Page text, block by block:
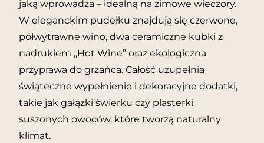
jaką wprowadza – idealną na zimowe wieczory.
W eleganckim pudełku znajdują się czerwone,
półwytrawne wino, dwa ceramiczne kubki z
nadrukiem „Hot Wine” oraz ekologiczna
przyprawa do grzańca. Całość uzupełnia
świąteczne wypełnienie i dekoracyjne dodatki,
takie jak gałązki świerku czy plasterki
suszonych owoców, które tworzą naturalny
klimat.